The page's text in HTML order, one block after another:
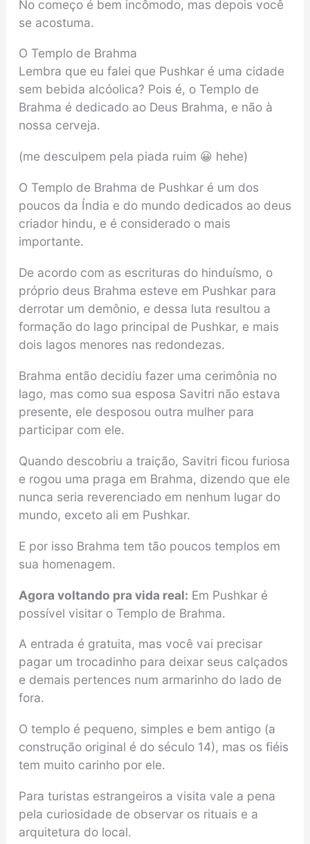
No começo é bem incômodo, mas depois você
se acostuma.
O Templo de Brahma
Lembra que eu falei que Pushkar é uma cidade
sem bebida alcóolica? Pois é, o Templo de
Brahma é dedicado ao Deus Brahma, e não à
nossa cerveja.
(me desculpem pela piada ruim 😀 hehe)
O Templo de Brahma de Pushkar é um dos
poucos da Índia e do mundo dedicados ao deus
criador hindu, e é considerado o mais
importante.
De acordo com as escrituras do hinduísmo, o
próprio deus Brahma esteve em Pushkar para
derrotar um demônio, e dessa luta resultou a
formação do lago principal de Pushkar, e mais
dois lagos menores nas redondezas.
Brahma então decidiu fazer uma cerimônia no
lago, mas como sua esposa Savitri não estava
presente, ele desposou outra mulher para
participar com ele.
Quando descobriu a traição, Savitri ficou furiosa
e rogou uma praga em Brahma, dizendo que ele
nunca seria reverenciado em nenhum lugar do
mundo, exceto ali em Pushkar.
E por isso Brahma tem tão poucos templos em
sua homenagem.
Agora voltando pra vida real: Em Pushkar é
possível visitar o Templo de Brahma.
A entrada é gratuita, mas você vai precisar
pagar um trocadinho para deixar seus calçados
e demais pertences num armarinho do lado de
fora.
O templo é pequeno, simples e bem antigo (a
construção original é do século 14), mas os fiéis
tem muito carinho por ele.
Para turistas estrangeiros a visita vale a pena
pela curiosidade de observar os rituais e a
arquitetura do local.